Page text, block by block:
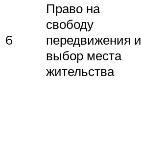
6
Право на
свободу
передвижения и
выбор места
жительства